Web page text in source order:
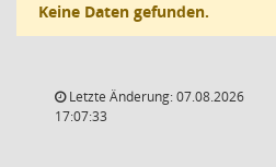
Keine Daten gefunden.
Letzte Änderung: 07.08.2026
17:07:33